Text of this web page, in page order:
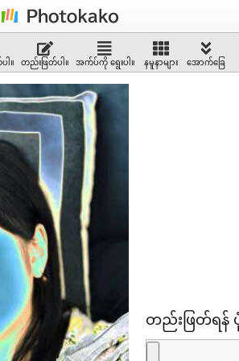
ါ။ တည်းဖြတ်ပါ။ အက်ပ်ကို ရွေးပါ။ နမူနာများ အောက်ခြေ
တည်းဖြတ်ရန်